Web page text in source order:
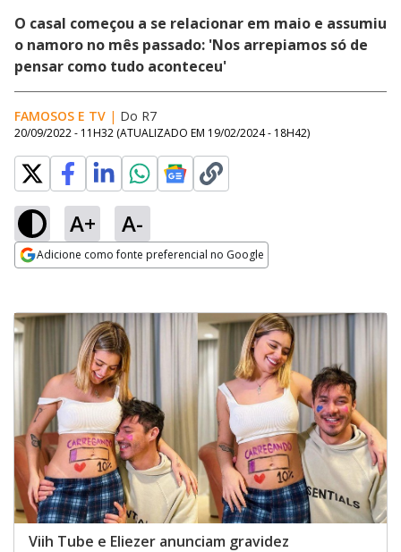
O casal começou a se relacionar em maio e assumiu
o namoro no mês passado: 'Nos arrepiamos só de
pensar como tudo aconteceu'
FAMOSOS E TV | Do R7
20/09/2022 - 11H32 (ATUALIZADO EM 19/02/2024 - 18H42)
A+ A-
Adicione como fonte preferencial no Google
Viih Tube e Eliezer anunciam gravidez